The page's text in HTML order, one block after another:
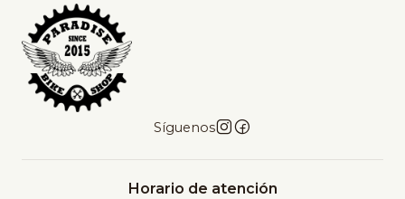
Síguenos
Horario de atención